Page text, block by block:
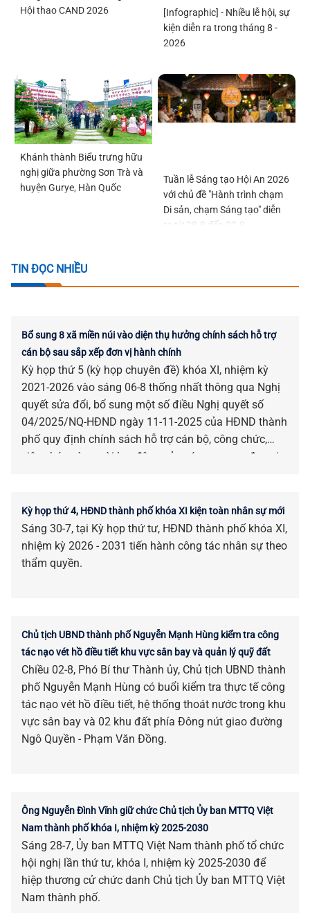
Hội thao CAND 2026
[Infographic] - Nhiều lễ hội, sự
kiện diễn ra trong tháng 8 -
2026
Khánh thành Biểu trưng hữu
nghị giữa phường Sơn Trà và
huyện Gurye, Hàn Quốc
Tuần lễ Sáng tạo Hội An 2026
với chủ đề "Hành trình chạm
Di sản, chạm Sáng tạo" diễn
ra từ 28-8 đến 02-9
TIN ĐỌC NHIỀU
Bổ sung 8 xã miền núi vào diện thụ hưởng chính sách hỗ trợ
cán bộ sau sắp xếp đơn vị hành chính
Kỳ họp thứ 5 (kỳ họp chuyên đề) khóa XI, nhiệm kỳ
2021-2026 vào sáng 06-8 thống nhất thông qua Nghị
quyết sửa đổi, bổ sung một số điều Nghị quyết số
04/2025/NQ-HĐND ngày 11-11-2025 của HĐND thành
phố quy định chính sách hỗ trợ cán bộ, công chức,
viên chức và người lao động của các cơ quan, đơn vị
Kỳ họp thứ 4, HĐND thành phố khóa XI kiện toàn nhân sự mới
Sáng 30-7, tại Kỳ họp thứ tư, HĐND thành phố khóa XI,
nhiệm kỳ 2026 - 2031 tiến hành công tác nhân sự theo
thẩm quyền.
Chủ tịch UBND thành phố Nguyễn Mạnh Hùng kiểm tra công
tác nạo vét hồ điều tiết khu vực sân bay và quản lý quỹ đất
Chiều 02-8, Phó Bí thư Thành ủy, Chủ tịch UBND thành
phố Nguyễn Mạnh Hùng có buổi kiểm tra thực tế công
tác nạo vét hồ điều tiết, hệ thống thoát nước trong khu
vực sân bay và 02 khu đất phía Đông nút giao đường
Ngô Quyền - Phạm Văn Đồng.
Ông Nguyễn Đình Vĩnh giữ chức Chủ tịch Ủy ban MTTQ Việt
Nam thành phố khóa I, nhiệm kỳ 2025-2030
Sáng 28-7, Ủy ban MTTQ Việt Nam thành phố tổ chức
hội nghị lần thứ tư, khóa I, nhiệm kỳ 2025-2030 để
hiệp thương cử chức danh Chủ tịch Ủy ban MTTQ Việt
Nam thành phố.